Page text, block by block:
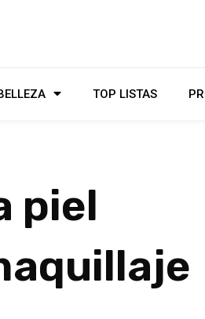
TOP LISTAS
piel